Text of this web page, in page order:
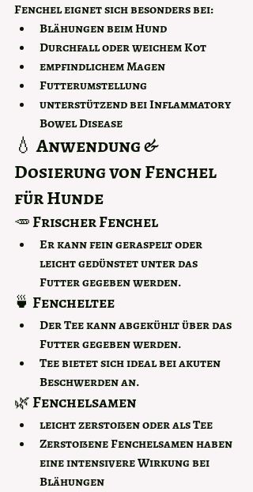
Fenchel eignet sich besonders bei:
Blähungen beim Hund
Durchfall oder weichem Kot
empfindlichem Magen
Futterumstellung
unterstützend bei Inflammatory
Bowel Disease
💧 Anwendung &
Dosierung von Fenchel
für Hunde
🥕 Frischer Fenchel
Er kann fein geraspelt oder
leicht gedünstet unter das
Futter gegeben werden.
🍵 Fencheltee
Der Tee kann abgekühlt über das
Futter gegeben werden.
Tee bietet sich ideal bei akuten
Beschwerden an.
🌿 Fenchelsamen
leicht zerstoßen oder als Tee
Zerstoßene Fenchelsamen haben
eine intensivere Wirkung bei
Blähungen